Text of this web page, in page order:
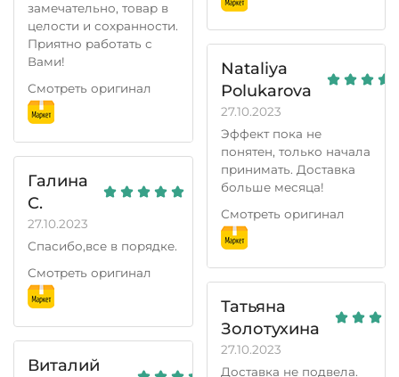
замечательно, товар в
целости и сохранности.
Приятно работать с
Вами!
Смотреть оригинал
Галина
С.
27.10.2023
Спасибо,все в порядке.
Смотреть оригинал
Виталий
Nataliya
Polukarova
27.10.2023
Эффект пока не
понятен, только начала
принимать. Доставка
больше месяца!
Смотреть оригинал
Татьяна
Золотухина
27.10.2023
Доставка не подвела.